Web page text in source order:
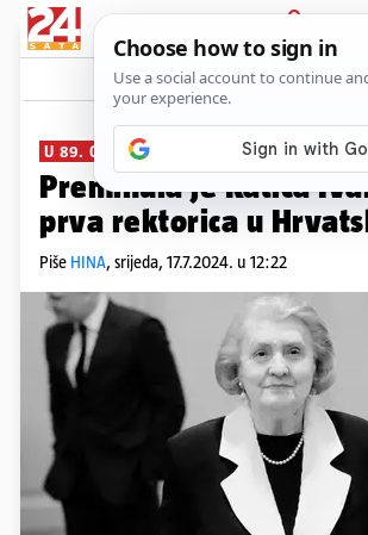
PRIJAVA
News
U 89. GODINI
Preminula je Katica
prva rektorica u
Piše HINA, srijeda, 17.7.2024. u 12:22